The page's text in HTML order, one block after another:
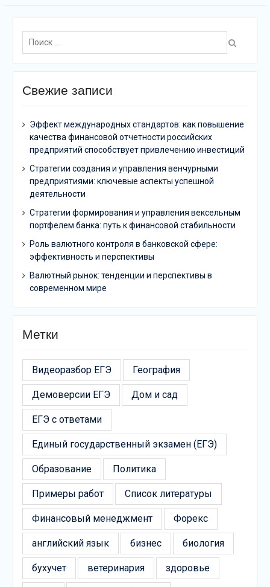
Поиск:
Свежие записи
Эффект международных стандартов: как повышение
качества финансовой отчетности российских
предприятий способствует привлечению инвестиций
Стратегии создания и управления венчурными
предприятиями: ключевые аспекты успешной
деятельности
Стратегии формирования и управления вексельным
портфелем банка: путь к финансовой стабильности
Роль валютного контроля в банковской сфере:
эффективность и перспективы
Валютный рынок: тенденции и перспективы в
современном мире
Метки
Видеоразбор ЕГЭ География
Демоверсии ЕГЭ Дом и сад
ЕГЭ с ответами
Единый государственный экзамен (ЕГЭ)
Образование Политика
Примеры работ Список литературы
Финансовый менеджмент Форекс
английский язык бизнес биология
бухучет ветеринария здоровье